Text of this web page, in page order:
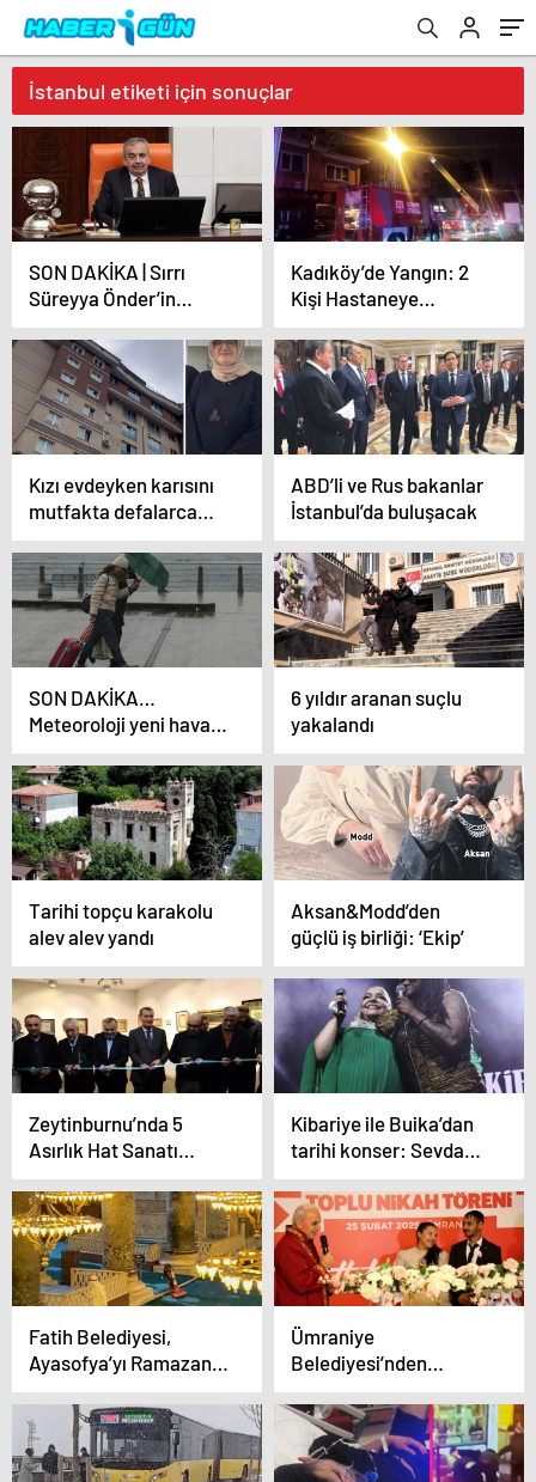
İstanbul etiketi için sonuçlar
SON DAKİKA | Sırrı
Süreyya Önder’in
ameliyatı sona erdi!
Yoğun bakım
servisinde gözlem
altına alındı
Kadıköy’de Yangın: 2
Kişi Hastaneye
Kaldırıldı
Kızı evdeyken karısını
mutfakta defalarca
bıçaklayarak öldürdü
ABD’li ve Rus bakanlar
İstanbul’da buluşacak
SON DAKİKA…
Meteoroloji yeni hava
durumu raporunu
paylaştı! İstanbul ile
Ankara için sağanak ve
kar uyarısı: 20 derece
birden düşüyor!
6 yıldır aranan suçlu
yakalandı
Tarihi topçu karakolu
alev alev yandı
Aksan&Modd’den
güçlü iş birliği: ‘Ekip’
Zeytinburnu’nda 5
Asırlık Hat Sanatı
Sergisi Açıldı
Kibariye ile Buika’dan
tarihi konser: Sevdam
Ağlıyor şarkısını
seslendirdiler
Fatih Belediyesi,
Ayasofya’yı Ramazan
Öncesi Gül Suyu ile
Temizledi
Ümraniye
Belediyesi’nden
Roman Çiftlere Toplu
Nikah Töreni